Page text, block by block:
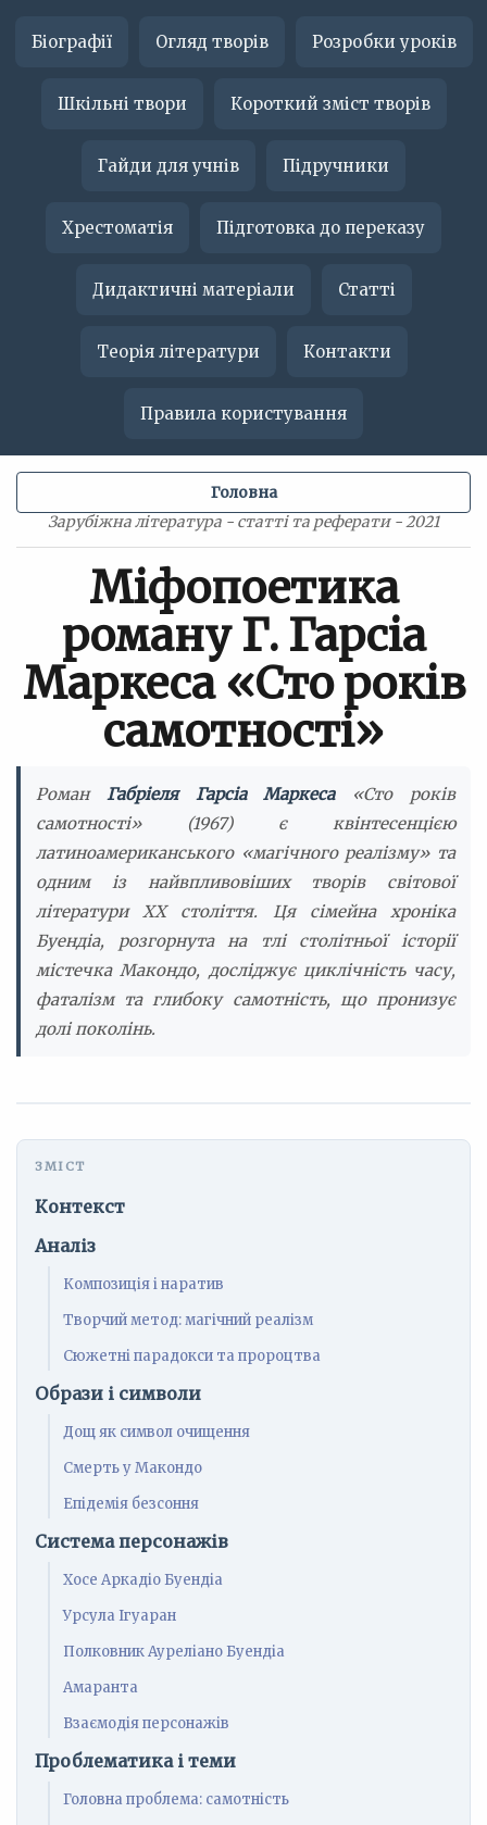
Біографії Огляд творів Розробки уроків
Шкільні твори Короткий зміст творів
Гайди для учнів Підручники
Хрестоматія Підготовка до переказу
Дидактичні матеріали Статті
Теорія літератури Контакти
Правила користування
Зарубіжна література - статті та реферати - 2021
Головна
Міфопоетика
роману Г. Гарсіа
Маркеса «Сто років
самотності»
Роман Габріеля Гарсіа Маркеса«Сто років
самотності» (1967) є квінтесенцією
латиноамериканського «магічного реалізму» та
одним із найвпливовіших творів світової
літератури XX століття. Ця сімейна хроніка
Буендіа, розгорнута на тлі столітньої історії
містечка Макондо, досліджує циклічність часу,
фаталізм та глибоку самотність, що пронизує
долі поколінь.
Контекст
Аналіз
Композиція і наратив
Творчий метод: магічний реалізм
Сюжетні парадокси та пророцтва
Образи і символи
Дощ як символ очищення
Смерть у Макондо
Епідемія безсоння
Система персонажів
Хосе Аркадіо Буендіа
Урсула Ігуаран
Полковник Ауреліано Буендіа
Амаранта
Взаємодія персонажів
Проблематика і теми
Головна проблема: самотність